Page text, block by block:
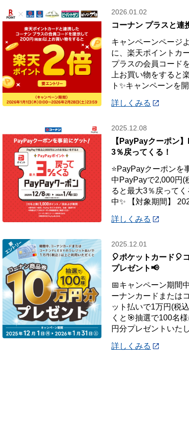
2026.01.02
コーナン プラスと連
キャンペーンページ
に、楽天ポイントカ
プラスの会員コード
上お買い物をすると
ト✨キャンペーンを
詳しくみる
2025.12.08
【PayPayクーポン
3％戻ってくる！
⭐PayPayクーポンを
中PayPayで2,000円(
ると最大3％戻って
中✨ 【対象期間】
詳しくみる
2025.12.01
🎈ポケットカード🎈
プレゼント📢
📅キャンペーン期間
ーナンカードまたは
ット払いで1万円(税
くと🎯抽選で100名
円分プレゼントいた
詳しくみる